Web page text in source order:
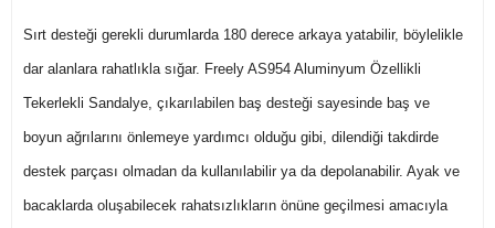
Sırt desteği gerekli durumlarda 180 derece arkaya yatabilir, böylelikle
dar alanlara rahatlıkla sığar. Freely AS954 Aluminyum Özellikli
Tekerlekli Sandalye, çıkarılabilen baş desteği sayesinde baş ve
boyun ağrılarını önlemeye yardımcı olduğu gibi, dilendiği takdirde
destek parçası olmadan da kullanılabilir ya da depolanabilir. Ayak ve
bacaklarda oluşabilecek rahatsızlıkların önüne geçilmesi amacıyla